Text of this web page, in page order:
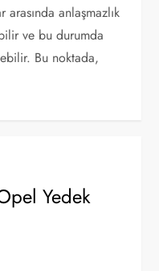
anlaşmazlık
ve bu durumda
Bu noktada,
Yedek